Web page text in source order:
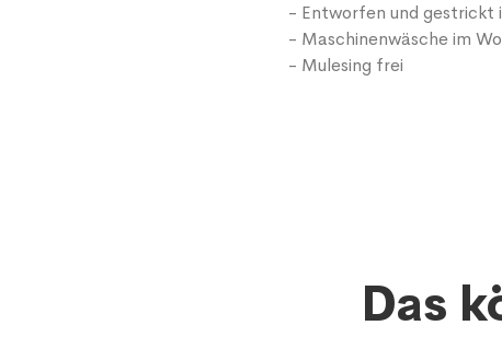
- Entworfen und gestrickt
- Maschinenwäsche im
- Mulesing frei
Das